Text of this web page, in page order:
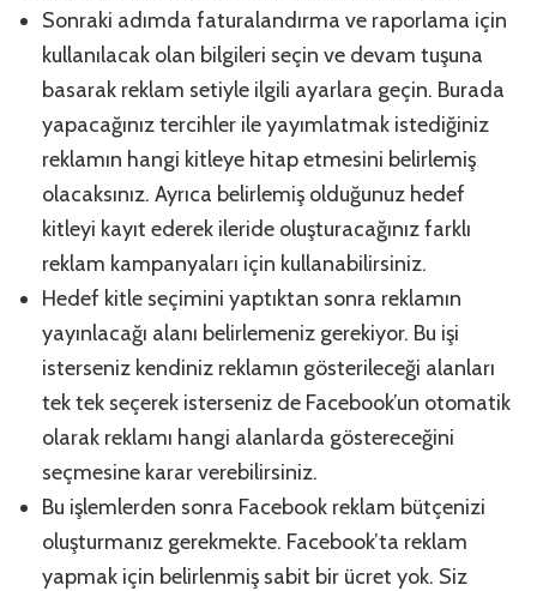
Sonraki adımda faturalandırma ve raporlama için
kullanılacak olan bilgileri seçin ve devam tuşuna
basarak reklam setiyle ilgili ayarlara geçin. Burada
yapacağınız tercihler ile yayımlatmak istediğiniz
reklamın hangi kitleye hitap etmesini belirlemiş
olacaksınız. Ayrıca belirlemiş olduğunuz hedef
kitleyi kayıt ederek ileride oluşturacağınız farklı
reklam kampanyaları için kullanabilirsiniz.
Hedef kitle seçimini yaptıktan sonra reklamın
yayınlacağı alanı belirlemeniz gerekiyor. Bu işi
isterseniz kendiniz reklamın gösterileceği alanları
tek tek seçerek isterseniz de Facebook’un otomatik
olarak reklamı hangi alanlarda göstereceğini
seçmesine karar verebilirsiniz.
Bu işlemlerden sonra Facebook reklam bütçenizi
oluşturmanız gerekmekte. Facebook’ta reklam
yapmak için belirlenmiş sabit bir ücret yok. Siz